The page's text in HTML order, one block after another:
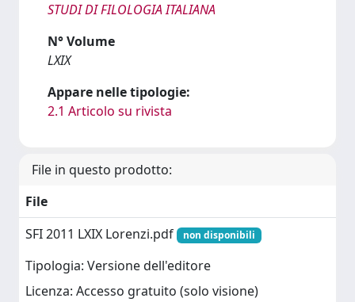
STUDI DI FILOLOGIA ITALIANA
N° Volume
LXIX
Appare nelle tipologie:
2.1 Articolo su rivista
File in questo prodotto:
File
SFI 2011 LXIX Lorenzi.pdf
non disponibili
Tipologia: Versione dell'editore
Licenza: Accesso gratuito (solo visione)